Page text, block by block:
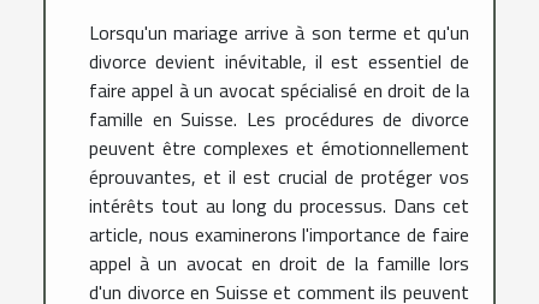
Lorsqu'un mariage arrive à son terme et qu'un
divorce devient inévitable, il est essentiel de
faire appel à un avocat spécialisé en droit de la
famille en Suisse. Les procédures de divorce
peuvent être complexes et émotionnellement
éprouvantes, et il est crucial de protéger vos
intérêts tout au long du processus. Dans cet
article, nous examinerons l'importance de faire
appel à un avocat en droit de la famille lors
d'un divorce en Suisse et comment ils peuvent